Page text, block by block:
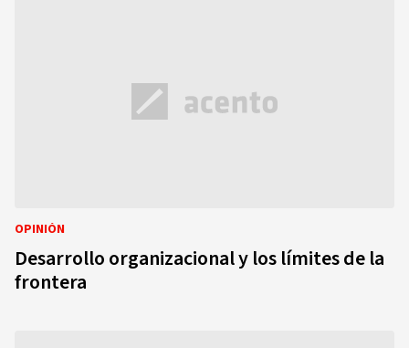
OPINIÓN
Desarrollo organizacional y los límites de la
frontera